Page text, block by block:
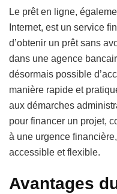
Le prêt en ligne,
Internet, est un service
d’obtenir un prêt sans
dans une agence
désormais possible
manière rapide et
aux démarches
pour financer un projet,
à une urgence
accessible et flexible.
Avantages